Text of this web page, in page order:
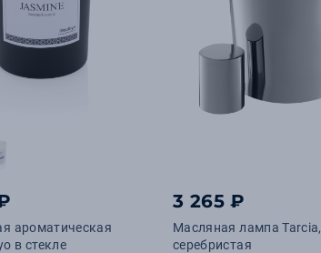
ароматическая
в стекле
3 265 ₽
Масляная лампа Tarcia,
серебристая